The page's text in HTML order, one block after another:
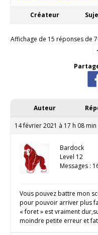
Créateur
Affichage de 15 réponses de
Auteur
14 février 2021 à 17 h 08 min
Bardock
Level 12
Messages :
Vous pouvez battre mon
pour pouvoir arriver plus
« foret » est vraiment
moindre petite erreur et